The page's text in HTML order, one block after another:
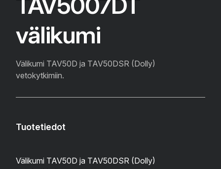
välikumi
Välikumi TAV50D ja TAV50DSR (Dolly)
vetokytkimiin.
Tuotetiedot
Välikumi TAV50D ja TAV50DSR (Dolly)